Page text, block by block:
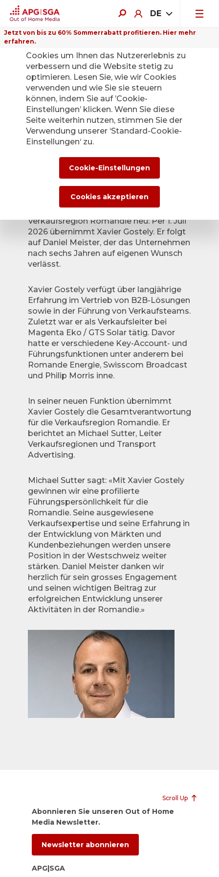
DE
Jetzt von bis zu 60% Sommerrabatt profitieren. Hier mehr
erfahren.
Zurück
Neue Leitung
Verkaufsregion
Romandie
16. Juni 2026
Die APG|SGA besetzt die Leitung der
Verkaufsregion Romandie neu: Per 1. Juli
2026 übernimmt Xavier Gostely. Er folgt
auf Daniel Meister, der das Unternehmen
nach sechs Jahren auf eigenen Wunsch
verlässt.
Xavier Gostely verfügt über langjährige
Erfahrung im Vertrieb von B2B-Lösungen
sowie in der Führung von Verkaufsteams.
Zuletzt war er als Verkaufsleiter bei
Magenta Eko / GTS Solar tätig. Davor
hatte er verschiedene Key-Account- und
Führungsfunktionen unter anderem bei
Romande Energie, Swisscom Broadcast
und Philip Morris inne.
In seiner neuen Funktion übernimmt
Xavier Gostely die Gesamtverantwortung
für die Verkaufsregion Romandie. Er
berichtet an Michael Sutter, Leiter
Verkaufsregionen und Transport
Advertising.
Michael Sutter sagt: «Mit Xavier Gostely
gewinnen wir eine profilierte
Führungspersönlichkeit für die
Romandie. Seine ausgewiesene
Verkaufsexpertise und seine Erfahrung in
der Entwicklung von Märkten und
Kundenbeziehungen werden unsere
Position in der Westschweiz weiter
stärken. Daniel Meister danken wir
herzlich für sein grosses Engagement
und seinen wichtigen Beitrag zur
erfolgreichen Entwicklung unserer
Aktivitäten in der Romandie.»
Scroll Up
Abonnieren Sie unseren Out of Home
Media Newsletter.
Newsletter abonnieren
APG|SGA
Auf dieser Website verwenden wir
Cookies um Ihnen das Nutzererlebnis zu
verbessern und die Website stetig zu
optimieren. Lesen Sie, wie wir Cookies
verwenden und wie Sie sie steuern
können, indem Sie auf ’Cookie-
Einstellungen’ klicken. Wenn Sie diese
Seite weiterhin nutzen, stimmen Sie der
Verwendung unserer ‘Standard-Cookie-
Einstellungen‘ zu.
Cookie-Einstellungen
Cookies akzeptieren